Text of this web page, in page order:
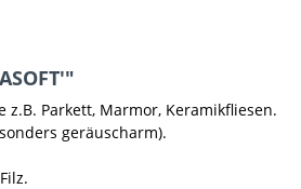
Parkett, Marmor, Keramikfliesen.
geräuscharm).